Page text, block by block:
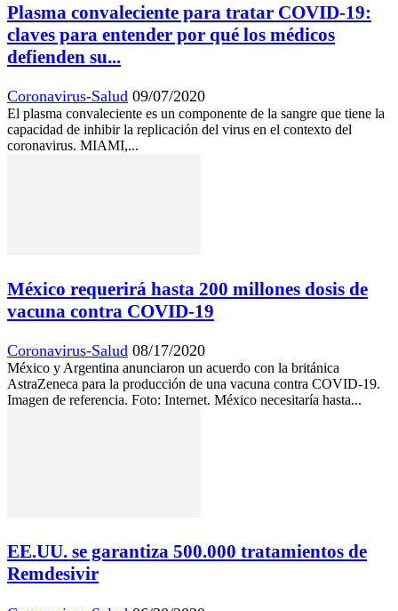
Plasma convaleciente para tratar COVID-19:
claves para entender por qué los médicos
defienden su...
Coronavirus-Salud 09/07/2020
El plasma convaleciente es un componente de la sangre que tiene la
capacidad de inhibir la replicación del virus en el contexto del
coronavirus. MIAMI,...
México requerirá hasta 200 millones dosis de
vacuna contra COVID-19
Coronavirus-Salud 08/17/2020
México y Argentina anunciaron un acuerdo con la británica
AstraZeneca para la producción de una vacuna contra COVID-19.
Imagen de referencia. Foto: Internet. México necesitaría hasta...
EE.UU. se garantiza 500.000 tratamientos de
Remdesivir